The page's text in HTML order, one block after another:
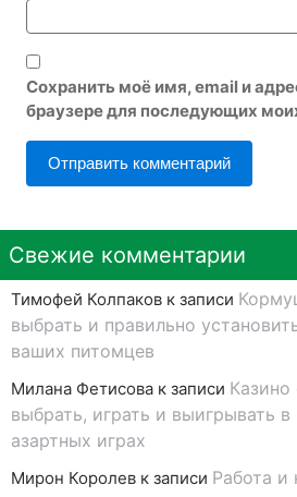
Сохранить моё имя, email и
браузере для последующих
Свежие комментарии
Тимофей Колпаков к записи
выбрать и правильно
ваших питомцев
Милана Фетисова к записи Казино
выбрать, играть и выигрывать в
азартных играх
Мирон Королев к записи Работа и